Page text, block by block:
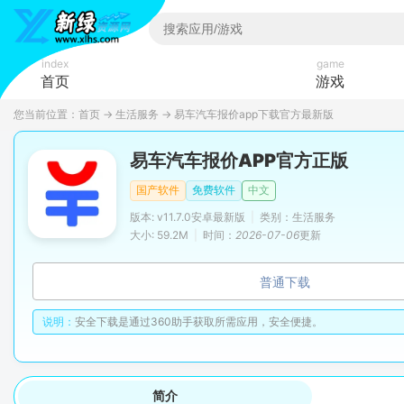
index
首页
game
游戏
您当前位置： 首页 → 生活服务 → 易车汽车报价app下载官方最新版
易车汽车报价APP官方正版
国产软件 免费软件
中文
版本: v11.7.0安卓最新版
类别：生活服务
大小: 59.2M
时间： 2026-07-06更新
普通下载
说明： 安全下载是通过360助手获取所需应用，安全便捷。
简介